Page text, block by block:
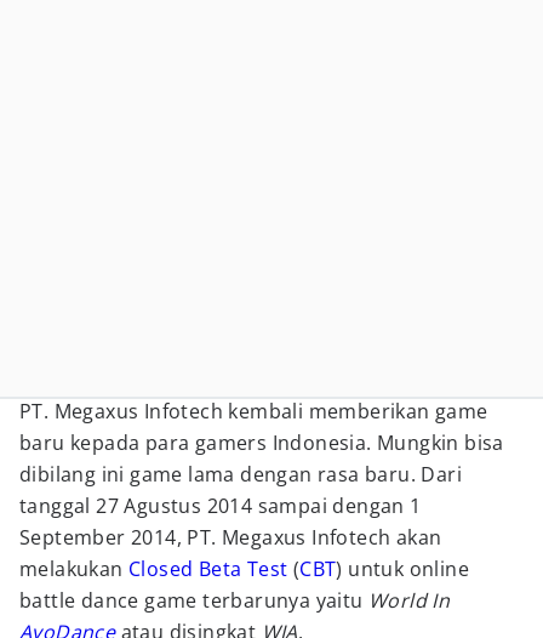
PT. Megaxus Infotech kembali memberikan game
baru kepada para gamers Indonesia. Mungkin bisa
dibilang ini game lama dengan rasa baru. Dari
tanggal 27 Agustus 2014 sampai dengan 1
September 2014, PT. Megaxus Infotech akan
melakukan Closed Beta Test (CBT) untuk online
battle dance game terbarunya yaitu World In
AyoDanceatau disingkat WIA.